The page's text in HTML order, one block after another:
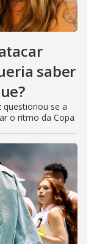
saber
questionou se a
o ritmo da Copa